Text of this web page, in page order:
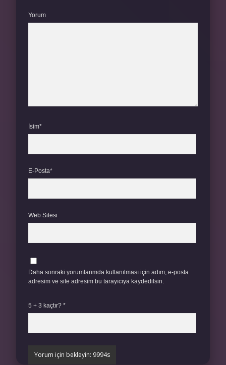
Yorum
İsim*
E-Posta*
Web Sitesi
Daha sonraki yorumlarımda kullanılması için adım, e-posta
adresim ve site adresim bu tarayıcıya kaydedilsin.
5 + 3 kaçtır? *